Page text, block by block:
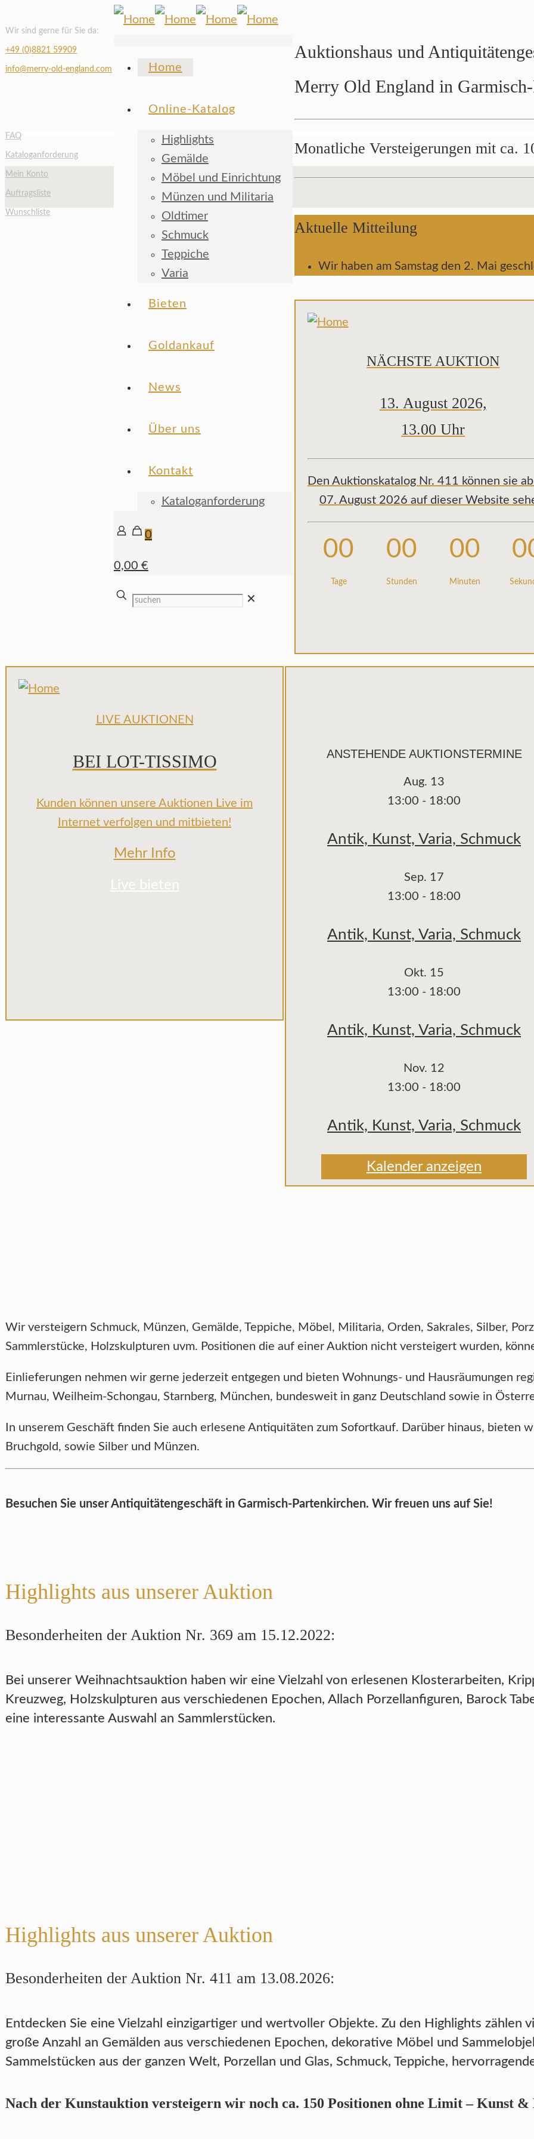
Wir sind gerne für Sie da:
+49 (0)8821 59909
info@merry-old-england.com
FAQ
Kataloganforderung
Mein Konto
Auftragsliste
Wunschliste
Home
Online-Katalog
Highlights
Gemälde
Möbel und Einrichtung
Münzen und Militaria
Oldtimer
Schmuck
Teppiche
Varia
Bieten
Goldankauf
News
Über uns
Kontakt
Kataloganforderung
0
0,00 €
✕
Auktionshaus und
Merry Old England in
Monatliche Versteigerungen mit ca.
Aktuelle Mitteilung
Wir haben am Samstag den 2. Mai
NÄCHSTE AUKTION
13. August 2026,
13.00 Uhr
Den Auktionskatalog Nr. 411 können sie
07. August 2026 auf dieser Website
00
Tage
00
Stunden
00
Minuten
LIVE AUKTIONEN
BEI LOT-TISSIMO
Kunden können unsere Auktionen Live im
Internet verfolgen und mitbieten!
Mehr Info
Live bieten
ANSTEHENDE AUKTIONSTERMINE
Aug. 13
13:00 - 18:00
Antik, Kunst, Varia, Schmuck
Sep. 17
13:00 - 18:00
Antik, Kunst, Varia, Schmuck
Okt. 15
13:00 - 18:00
Antik, Kunst, Varia, Schmuck
Nov. 12
13:00 - 18:00
Antik, Kunst, Varia, Schmuck
Kalender anzeigen
Wir versteigern Schmuck, Münzen, Gemälde, Teppiche, Möbel, Militaria, Orden, Sakrales, Silber,
Sammlerstücke, Holzskulpturen uvm. Positionen die auf einer Auktion nicht versteigert wurden,
Einlieferungen nehmen wir gerne jederzeit entgegen und bieten Wohnungs- und Hausräumungen
Murnau, Weilheim-Schongau, Starnberg, München, bundesweit in ganz Deutschland sowie in
In unserem Geschäft finden Sie auch erlesene Antiquitäten zum Sofortkauf. Darüber hinaus, bieten
Bruchgold, sowie Silber und Münzen.
Besuchen Sie unser Antiquitätengeschäft in Garmisch-Partenkirchen. Wir freuen uns auf Sie!
Highlights aus unserer Auktion
Besonderheiten der Auktion Nr. 369 am 15.12.2022:
Bei unserer Weihnachtsauktion haben wir eine Vielzahl von erlesenen Klosterarbeiten,
Kreuzweg, Holzskulpturen aus verschiedenen Epochen, Allach Porzellanfiguren, Barock
eine interessante Auswahl an Sammlerstücken.
Highlights aus unserer Auktion
Besonderheiten der Auktion Nr. 411 am 13.08.2026:
Entdecken Sie eine Vielzahl einzigartiger und wertvoller Objekte. Zu den Highlights zählen
große Anzahl an Gemälden aus verschiedenen Epochen, dekorative Möbel und
Sammelstücken aus der ganzen Welt, Porzellan und Glas, Schmuck, Teppiche,
Nach der Kunstauktion versteigern wir noch ca. 150 Positionen ohne Limit – Kunst &